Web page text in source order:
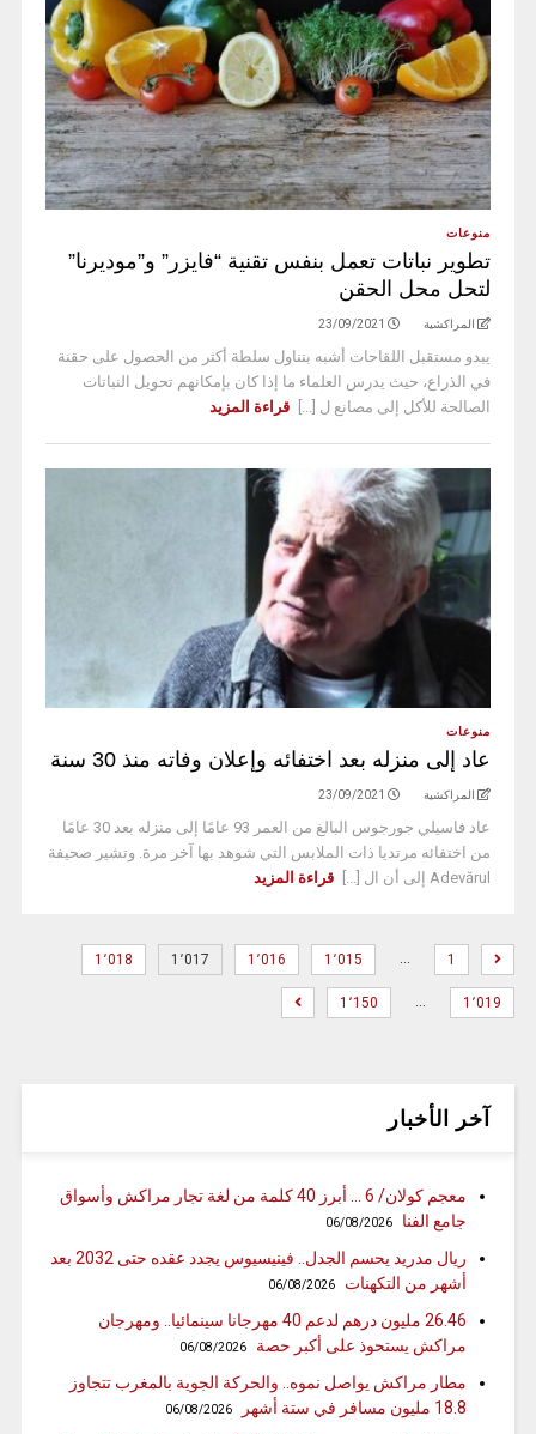
منوعات
تطوير نباتات تعمل بنفس تقنية “فايزر” و”موديرنا”
لتحل محل الحقن
المراكشية 23/09/2021
يبدو مستقبل اللقاحات أشبه بتناول سلطة أكثر من الحصول على حقنة
في الذراع، حيث يدرس العلماء ما إذا كان بإمكانهم تحويل النباتات
الصالحة للأكل إلى مصانع ل [...]
قراءة المزيد
منوعات
عاد إلى منزله بعد اختفائه وإعلان وفاته منذ 30 سنة
المراكشية 23/09/2021
عاد فاسيلي جورجوس البالغ من العمر 93 عامًا إلى منزله بعد 30 عامًا
من اختفائه مرتديا ذات الملابس التي شوهد بها آخر مرة. وتشير صحيفة
Adevărul إلى أن ال [...]
قراءة المزيد
1
… 1٬015 1٬016 1٬017 1٬018
1٬019 … 1٬150
آخر الأخبار
معجم كولان/ 6 … أبرز 40 كلمة من لغة تجار مراكش وأسواق
جامع الفنا
06/08/2026
ريال مدريد يحسم الجدل.. فينيسيوس يجدد عقده حتى 2032 بعد
أشهر من التكهنات
06/08/2026
26.46 مليون درهم لدعم 40 مهرجانا سينمائيا.. ومهرجان
مراكش يستحوذ على أكبر حصة
06/08/2026
مطار مراكش يواصل نموه.. والحركة الجوية بالمغرب تتجاوز
18.8 مليون مسافر في ستة أشهر
06/08/2026